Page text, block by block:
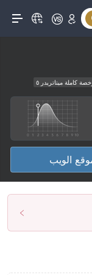
كاملة ميتاتريدر ٥
الويب